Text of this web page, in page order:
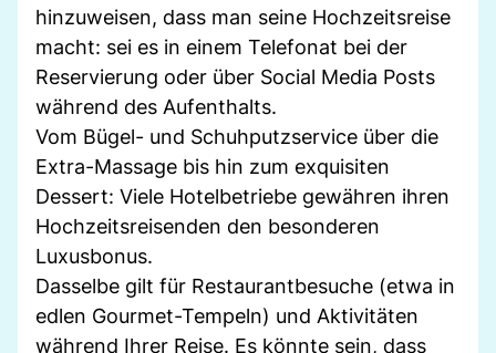
hinzuweisen, dass man seine Hochzeitsreise
macht: sei es in einem Telefonat bei der
Reservierung oder über Social Media Posts
während des Aufenthalts.
Vom Bügel- und Schuhputzservice über die
Extra-Massage bis hin zum exquisiten
Dessert: Viele Hotelbetriebe gewähren ihren
Hochzeitsreisenden den besonderen
Luxusbonus.
Dasselbe gilt für Restaurantbesuche (etwa in
edlen Gourmet-Tempeln) und Aktivitäten
während Ihrer Reise. Es könnte sein, dass